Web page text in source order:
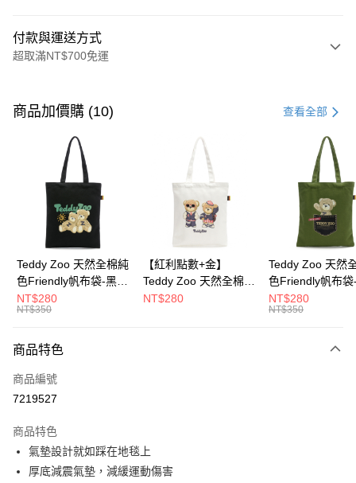
付款與運送方式
超取滿NT$700免運
信用卡一次付款
超商取貨付款
Apple Pay
街口支付
大哥付你分期
相關說明
2.付款方式選擇「大哥付你分期」，訂單成立後會自動跳轉到大哥付的交易
成交易。
3.實際核准額度、可分期數及費用金額請依後續交易確認頁面所載為準。
消。如遇「轉專審核」未通過狀況，表示未達大哥付你分期系統評分，恕無
法說明評估內容。
【繳款方式說明】
1.分期款項不併入電信帳單，「大哥付你分期」於每月結算日後寄送繳費提
運送方式
全家取貨付款
付款後全家取貨
每筆NT$100，滿NT$700(含以上)免運費
商品加價購 (10) 查看全部
Teddy Zoo 天然全棉純
色Friendly帆布袋-黑色
(TZB107)
NT$280
NT$350
【紅利點數+金】
Teddy Zoo 天然全棉純
色Friendly帆布袋-白色
NT$280
Teddy Zoo 天然
色Friendly帆布袋
色(TZB107)
NT$280
NT$350
商品特色
商品編號
7219527
商品特色
氣墊設計就如踩在地毯上
厚底減震氣墊，減緩運動傷害